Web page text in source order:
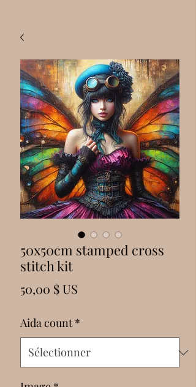
50x50cm stamped cross
stitch kit
50,00 $ US
Aida count *